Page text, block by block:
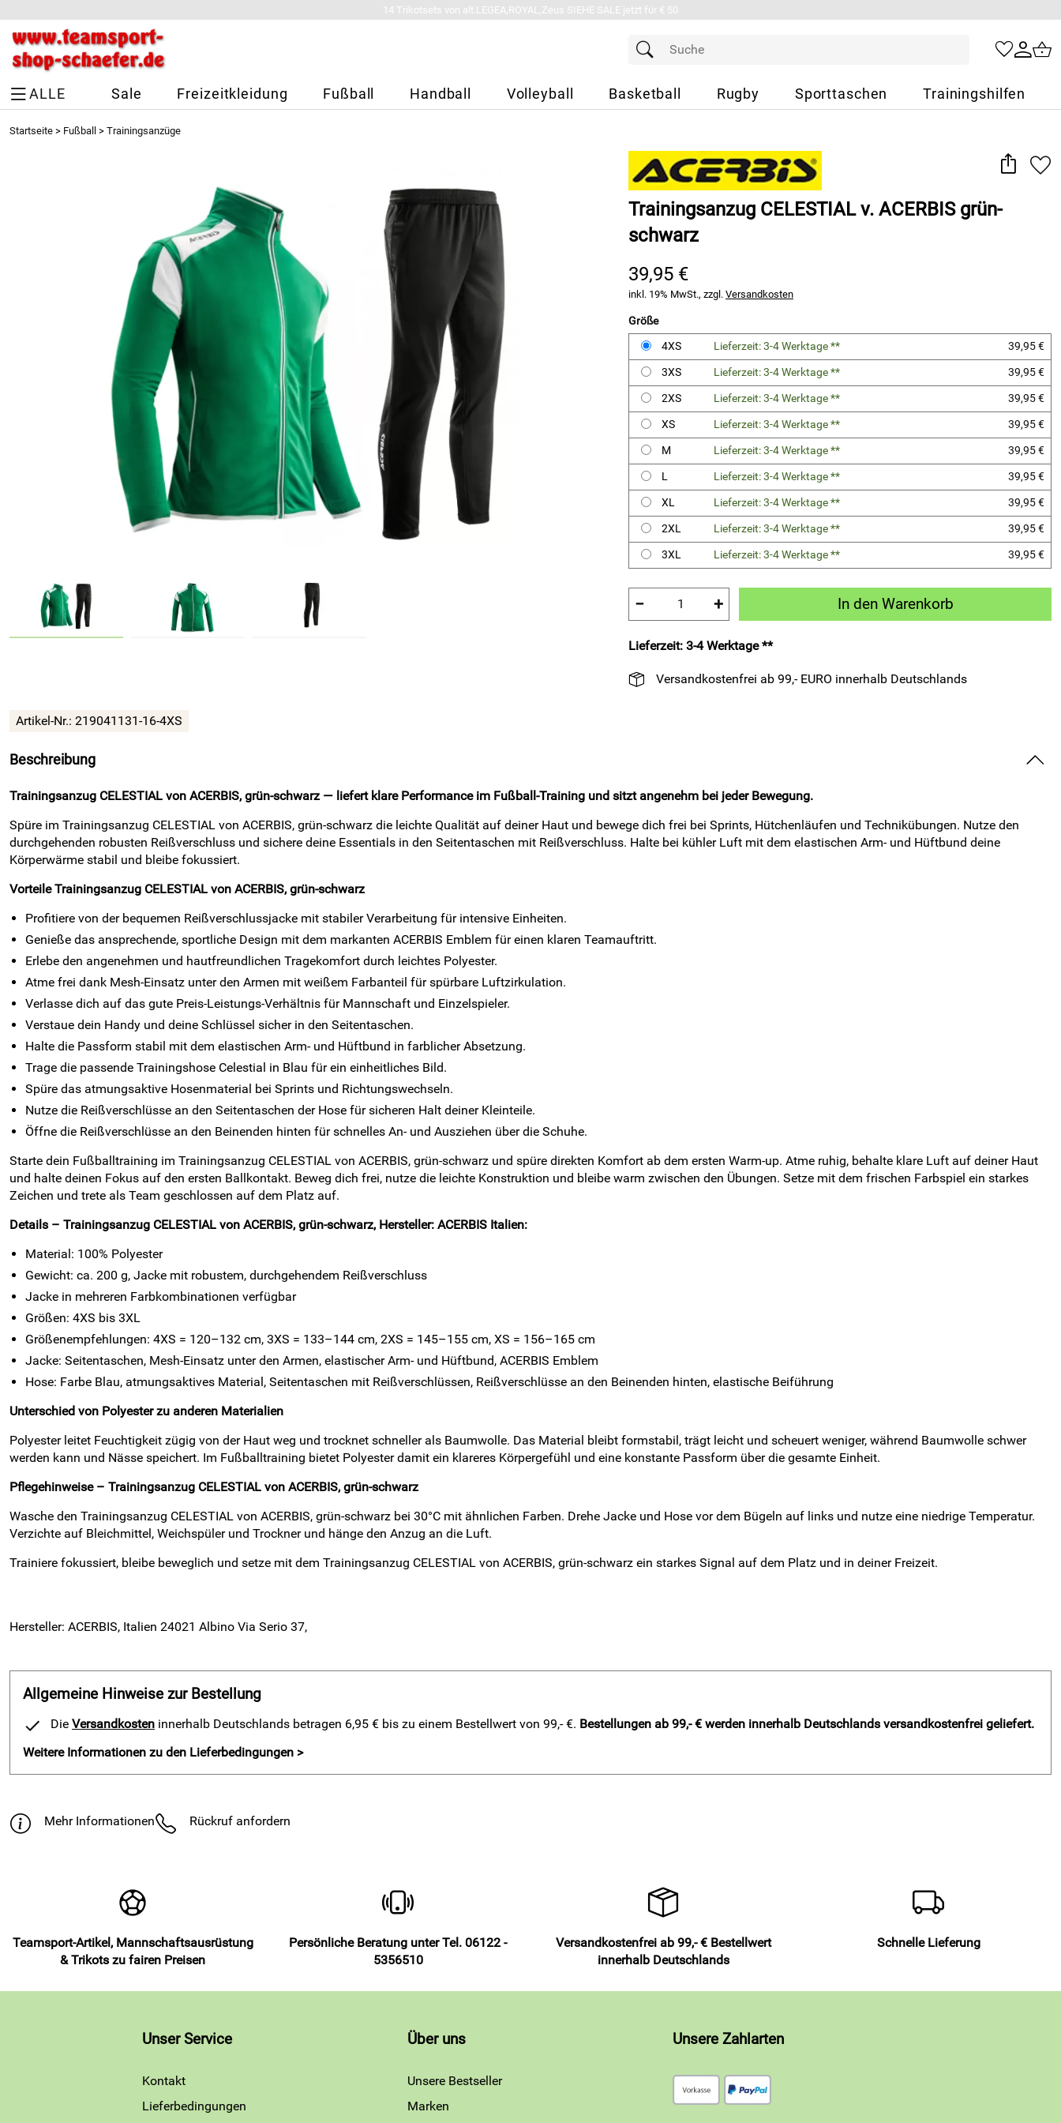
14 Trikotsets von alt.LEGEA,ROYAL,Zeus SIEHE SALE jetzt für € 50
ALLE Sale Freizeitkleidung Fußball Handball Volleyball Basketball Rugby Sporttaschen Trainingshilfen
Startseite > Fußball > Trainingsanzüge
Trainingsanzug CELESTIAL v. ACERBIS grün-
schwarz
39,95 €
inkl. 19% MwSt., zzgl. Versandkosten
Größe
4XS
Lieferzeit: 3-4 Werktage **
39,95 €
3XS
Lieferzeit: 3-4 Werktage **
39,95 €
2XS
Lieferzeit: 3-4 Werktage **
39,95 €
XS
Lieferzeit: 3-4 Werktage **
39,95 €
M
Lieferzeit: 3-4 Werktage **
39,95 €
L
Lieferzeit: 3-4 Werktage **
39,95 €
XL
Lieferzeit: 3-4 Werktage **
39,95 €
2XL
Lieferzeit: 3-4 Werktage **
39,95 €
3XL
Lieferzeit: 3-4 Werktage ** 39,95 €
− + In den Warenkorb
Lieferzeit: 3-4 Werktage **
Versandkostenfrei ab 99,- EURO innerhalb Deutschlands
Artikel-Nr.: 219041131-16-4XS
Beschreibung
Trainingsanzug CELESTIAL von ACERBIS, grün-schwarz — liefert klare Performance im Fußball-Training und sitzt angenehm bei jeder Bewegung.
Spüre im Trainingsanzug CELESTIAL von ACERBIS, grün-schwarz die leichte Qualität auf deiner Haut und bewege dich frei bei Sprints, Hütchenläufen und Technikübungen. Nutze den
durchgehenden robusten Reißverschluss und sichere deine Essentials in den Seitentaschen mit Reißverschluss. Halte bei kühler Luft mit dem elastischen Arm- und Hüftbund deine
Körperwärme stabil und bleibe fokussiert.
Vorteile Trainingsanzug CELESTIAL von ACERBIS, grün-schwarz
Profitiere von der bequemen Reißverschlussjacke mit stabiler Verarbeitung für intensive Einheiten.
Genieße das ansprechende, sportliche Design mit dem markanten ACERBIS Emblem für einen klaren Teamauftritt.
Erlebe den angenehmen und hautfreundlichen Tragekomfort durch leichtes Polyester.
Atme frei dank Mesh-Einsatz unter den Armen mit weißem Farbanteil für spürbare Luftzirkulation.
Verlasse dich auf das gute Preis-Leistungs-Verhältnis für Mannschaft und Einzelspieler.
Verstaue dein Handy und deine Schlüssel sicher in den Seitentaschen.
Halte die Passform stabil mit dem elastischen Arm- und Hüftbund in farblicher Absetzung.
Trage die passende Trainingshose Celestial in Blau für ein einheitliches Bild.
Spüre das atmungsaktive Hosenmaterial bei Sprints und Richtungswechseln.
Nutze die Reißverschlüsse an den Seitentaschen der Hose für sicheren Halt deiner Kleinteile.
Öffne die Reißverschlüsse an den Beinenden hinten für schnelles An- und Ausziehen über die Schuhe.
Starte dein Fußballtraining im Trainingsanzug CELESTIAL von ACERBIS, grün-schwarz und spüre direkten Komfort ab dem ersten Warm-up. Atme ruhig, behalte klare Luft auf deiner Haut
und halte deinen Fokus auf den ersten Ballkontakt. Beweg dich frei, nutze die leichte Konstruktion und bleibe warm zwischen den Übungen. Setze mit dem frischen Farbspiel ein starkes
Zeichen und trete als Team geschlossen auf dem Platz auf.
Details – Trainingsanzug CELESTIAL von ACERBIS, grün-schwarz, Hersteller: ACERBIS Italien:
Material: 100% Polyester
Gewicht: ca. 200 g, Jacke mit robustem, durchgehendem Reißverschluss
Jacke in mehreren Farbkombinationen verfügbar
Größen: 4XS bis 3XL
Größenempfehlungen: 4XS = 120–132 cm, 3XS = 133–144 cm, 2XS = 145–155 cm, XS = 156–165 cm
Jacke: Seitentaschen, Mesh-Einsatz unter den Armen, elastischer Arm- und Hüftbund, ACERBIS Emblem
Hose: Farbe Blau, atmungsaktives Material, Seitentaschen mit Reißverschlüssen, Reißverschlüsse an den Beinenden hinten, elastische Beiführung
Unterschied von Polyester zu anderen Materialien
Polyester leitet Feuchtigkeit zügig von der Haut weg und trocknet schneller als Baumwolle. Das Material bleibt formstabil, trägt leicht und scheuert weniger, während Baumwolle schwer
werden kann und Nässe speichert. Im Fußballtraining bietet Polyester damit ein klareres Körpergefühl und eine konstante Passform über die gesamte Einheit.
Pflegehinweise – Trainingsanzug CELESTIAL von ACERBIS, grün-schwarz
Wasche den Trainingsanzug CELESTIAL von ACERBIS, grün-schwarz bei 30°C mit ähnlichen Farben. Drehe Jacke und Hose vor dem Bügeln auf links und nutze eine niedrige Temperatur.
Verzichte auf Bleichmittel, Weichspüler und Trockner und hänge den Anzug an die Luft.
Trainiere fokussiert, bleibe beweglich und setze mit dem Trainingsanzug CELESTIAL von ACERBIS, grün-schwarz ein starkes Signal auf dem Platz und in deiner Freizeit.
Hersteller: ACERBIS, Italien 24021 Albino Via Serio 37,
Allgemeine Hinweise zur Bestellung
Die Versandkosten innerhalb Deutschlands betragen 6,95 € bis zu einem Bestellwert von 99,- €. Bestellungen ab 99,- € werden innerhalb Deutschlands versandkostenfrei geliefert.
Weitere Informationen zu den Lieferbedingungen >
Mehr Informationen Rückruf anfordern
Teamsport-Artikel, Mannschaftsausrüstung
& Trikots zu fairen Preisen
Persönliche Beratung unter Tel. 06122 -
5356510
Versandkostenfrei ab 99,- € Bestellwert
innerhalb Deutschlands
Schnelle Lieferung
Unser Service
Kontakt
Lieferbedingungen
Über uns
Unsere Bestseller
Marken
Unsere Zahlarten